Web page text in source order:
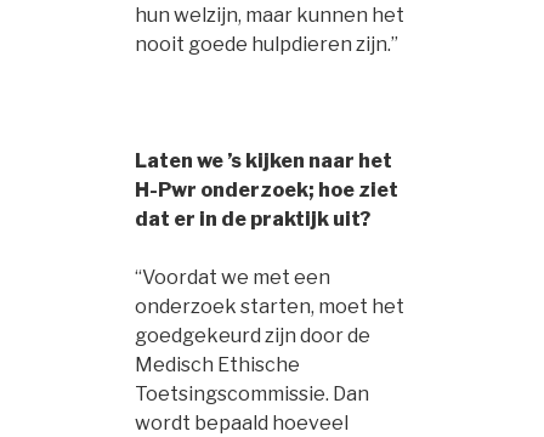
hun welzijn, maar kunnen het
nooit goede hulpdieren zijn.”
Laten we ’s kijken naar het
H-Pwr onderzoek; hoe ziet
dat er in de praktijk uit?
“Voordat we met een
onderzoek starten, moet het
goedgekeurd zijn door de
Medisch Ethische
Toetsingscommissie. Dan
wordt bepaald hoeveel